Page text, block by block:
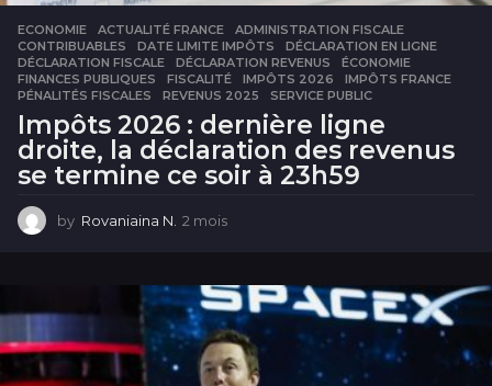
ECONOMIE ACTUALITÉ FRANCE ,ADMINISTRATION FISCALE
CONTRIBUABLES
,DATE LIMITE IMPÔTS ,DÉCLARATION EN LIGNE
DÉCLARATION FISCALE
,DÉCLARATION REVENUS ,ÉCONOMIE
FINANCES PUBLIQUES
,FISCALITÉ ,IMPÔTS 2026 ,IMPÔTS FRANCE
PÉNALITÉS FISCALES
,REVENUS 2025 ,SERVICE PUBLIC
Impôts 2026 : dernière ligne
droite, la déclaration des revenus
se termine ce soir à 23h59
by Rovaniaina N. 2 mois
i
s